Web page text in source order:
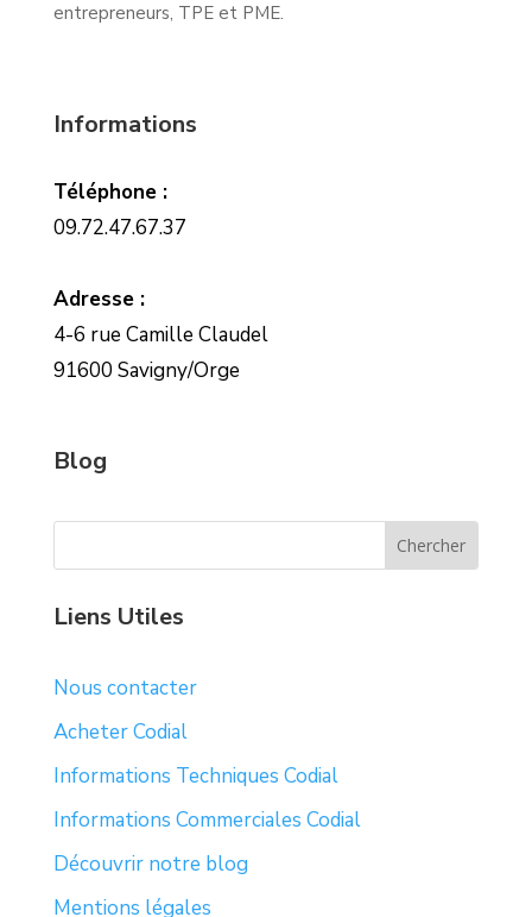
entrepreneurs, TPE et PME.
Informations
Téléphone :
09.72.47.67.37
Adresse :
4-6 rue Camille Claudel
91600 Savigny/Orge
Blog
Liens Utiles
Nous contacter
Acheter Codial
Informations Techniques Codial
Informations Commerciales Codial
Découvrir notre blog
Mentions légales